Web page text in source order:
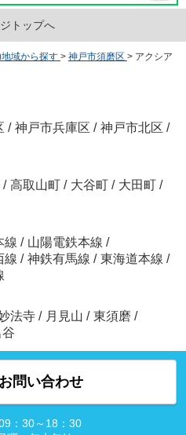
トップへ
域から探す > 神戸市須磨区 > アクシア
/ 神戸市兵庫区 / 神戸市北区 /
/ 高取山町 / 大谷町 / 大田町 /
線 / 山陽電鉄本線 /
線 / 神鉄有馬線 / 東海道本線 /
法寺 / 月見山 / 東須磨 /
問い合わせ
：30～18：30